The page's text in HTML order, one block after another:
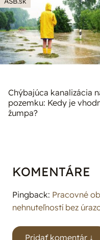
Chýbajúca kanalizácia
pozemku: Kedy je
žumpa?
KOMENTÁRE
Pingback: Pracovné
nehnuteľností bez